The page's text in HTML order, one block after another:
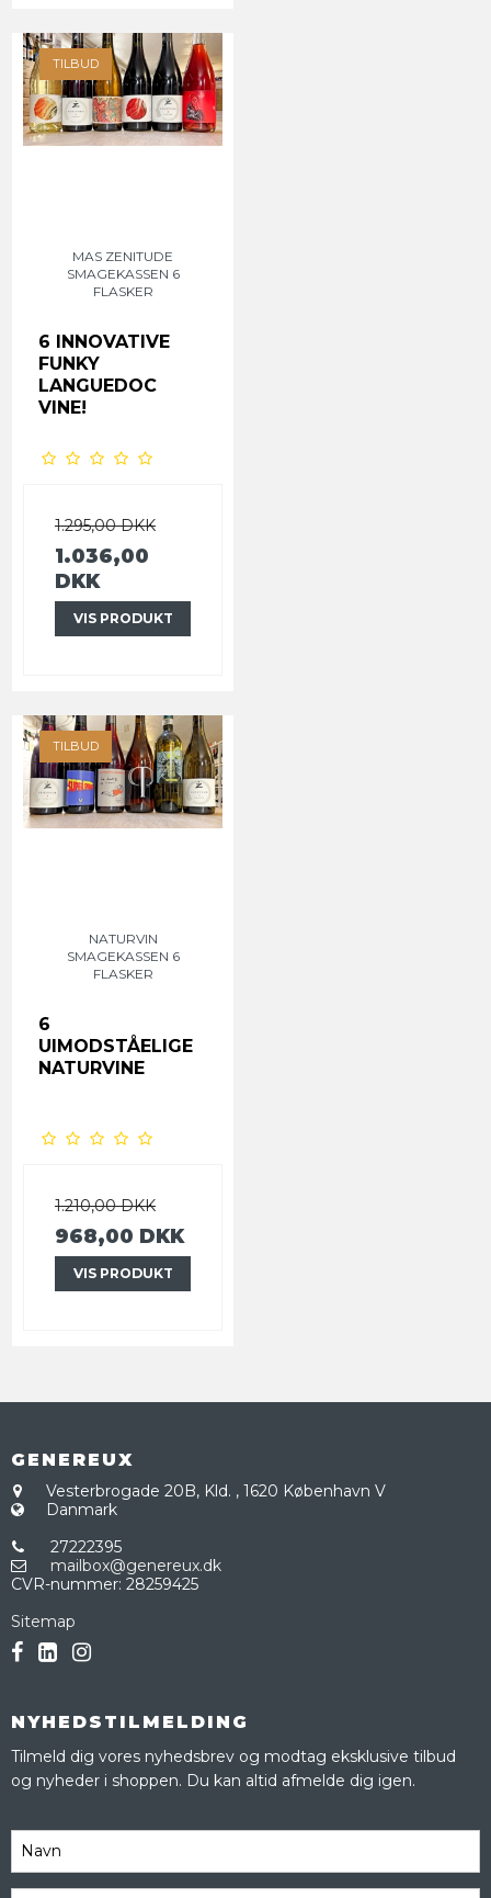
TILBUD
MAS ZENITUDE
SMAGEKASSEN 6
FLASKER
6 INNOVATIVE
FUNKY
LANGUEDOC
VINE!
1.295,00 DKK
1.036,00
DKK
VIS PRODUKT
TILBUD
NATURVIN
SMAGEKASSEN 6
FLASKER
6
UIMODSTÅELIGE
NATURVINE
1.210,00 DKK
968,00 DKK
VIS PRODUKT
GENEREUX
Vesterbrogade 20B, Kld. , 1620 København V
Danmark
27222395
mailbox@genereux.dk
CVR-nummer: 28259425
Sitemap
NYHEDSTILMELDING
Tilmeld dig vores nyhedsbrev og modtag eksklusive tilbud
og nyheder i shoppen. Du kan altid afmelde dig igen.